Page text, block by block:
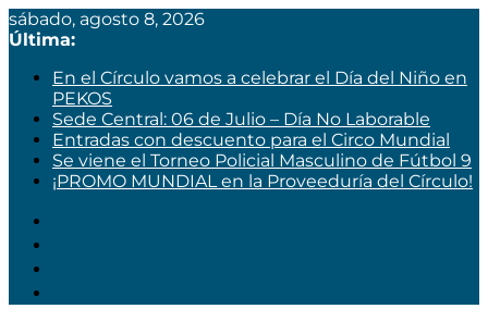
sábado, agosto 8, 2026
Última:
En el Círculo vamos a celebrar el Día del Niño en
PEKOS
Sede Central: 06 de Julio – Día No Laborable
Entradas con descuento para el Circo Mundial
Se viene el Torneo Policial Masculino de Fútbol 9
¡PROMO MUNDIAL en la Proveeduría del Círculo!